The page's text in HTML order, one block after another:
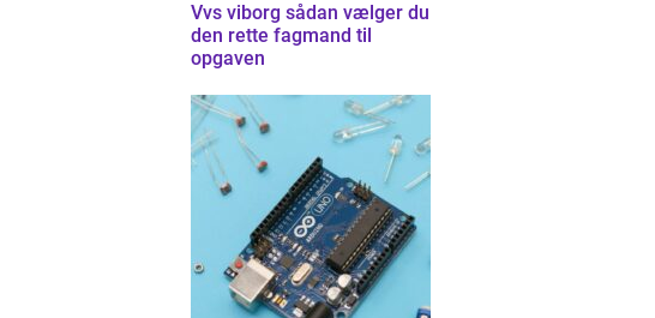
Vvs viborg sådan vælger du
den rette fagmand til
opgaven